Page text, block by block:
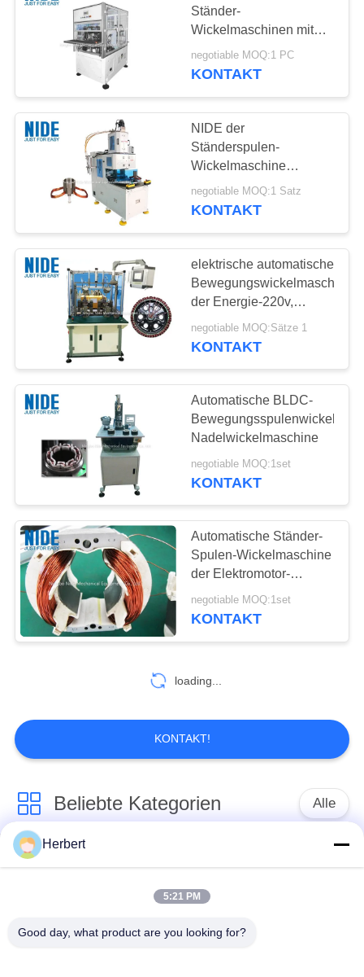
Ständer-
Wickelmaschinen mit
Nebentätigkeits-
Stationen/Fliegern
negotiable MOQ:1 PC
KONTAKT
NIDE der
Ständerspulen-
Wickelmaschine
automatisch lärmarme
zwei Arbeitsplätze
negotiable MOQ:1 Satz
KONTAKT
elektrische automatische
Bewegungswickelmaschine
der Energie-220v,
doppelte Stationen
outslot
negotiable MOQ:Sätze 1
KONTAKT
Automatische BLDC-
Nadelwickelmaschine
negotiable MOQ:1set
KONTAKT
Automatische Ständer-
Spulen-Wickelmaschine
der Elektromotor-
Wickelmaschine-/2
Polen
negotiable MOQ:1set
KONTAKT
loading...
KONTAKT!
Beliebte Kategorien Alle
Ankerwicklungs-
Automatische
Elektromotor-
Herbert
5:21 PM
Good day, what product are you looking for?